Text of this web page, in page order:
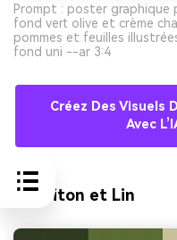
Prompt : poster graphique
fond vert olive et crème
pommes et feuilles
fond uni --ar 3:4
Créez Des Visuels
Avec
9) Laiton et Lin